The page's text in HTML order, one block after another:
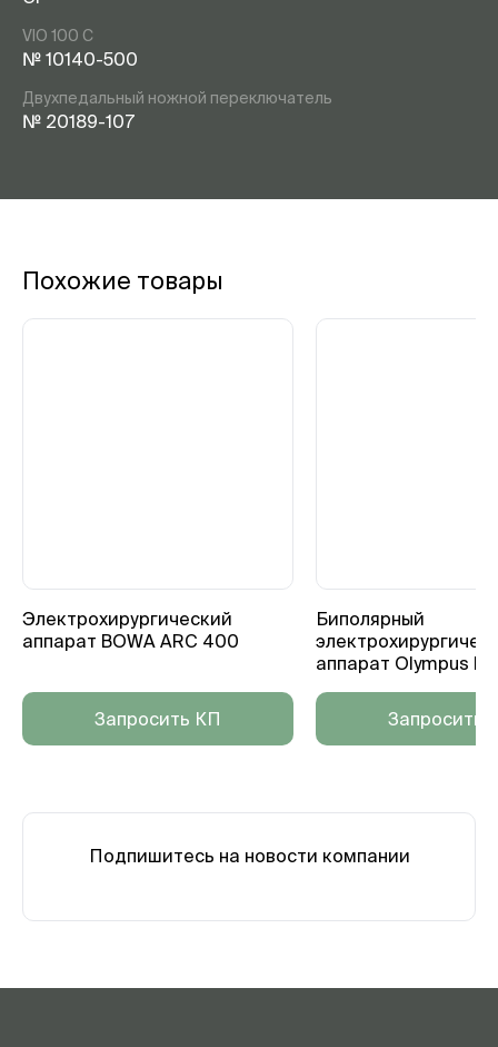
VIO 100 C
№ 10140-500
Двухпедальный ножной переключатель
№ 20189-107
Похожие товары
Электрохирургический
аппарат BOWA ARC 400
Запросить КП
Биполярный
аппарат Olympus
Запросить
Подпишитесь на новости компании